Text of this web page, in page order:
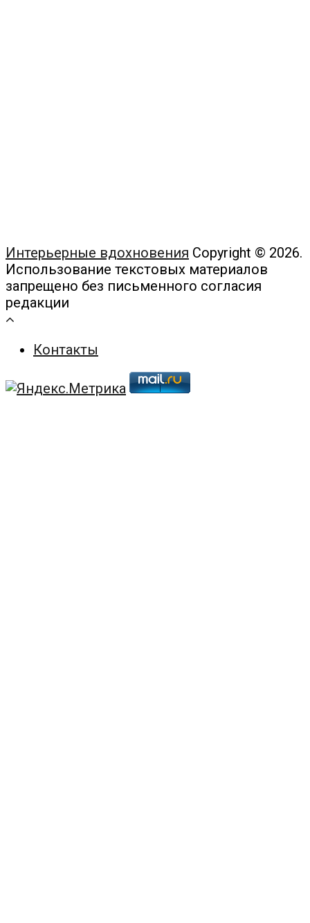
Интерьерные вдохновения Copyright © 2026.
Использование текстовых материалов
запрещено без письменного согласия
редакции
Контакты